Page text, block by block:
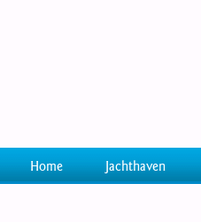
Home Jachthaven